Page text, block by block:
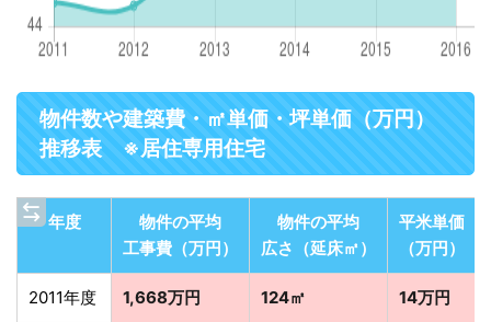
物件数や建築費・㎡単価・坪単価（万円）
推移表 ※居住専用住宅
年度
物件の平均
工事費（万円）
物件の平均
広さ（延床㎡）
平米単価
（万円）
2011年度 1,668万円 124㎡ 14万円